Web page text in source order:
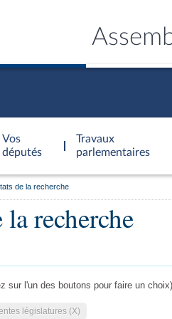
Vos
députés
Travaux
parlementaires
de la recherche
recherche
sur l'un des boutons pour faire un choix)
législatures (X)